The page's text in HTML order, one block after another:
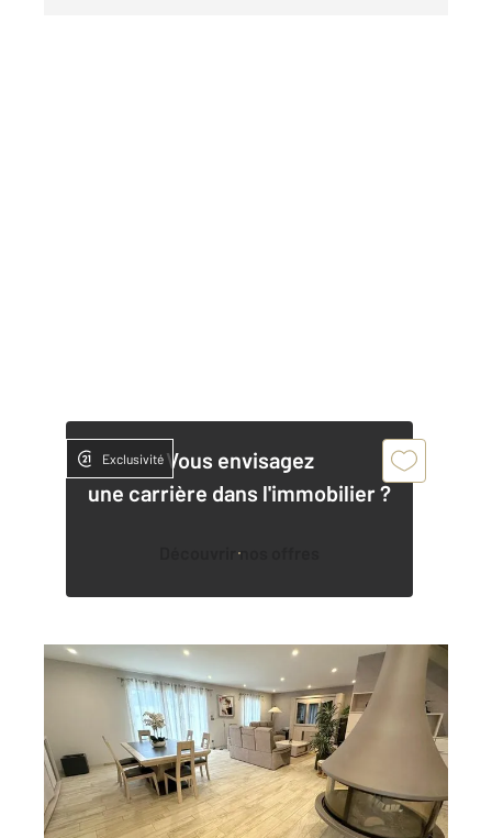
Vous envisagez
une carrière dans l'immobilier ?
Découvrir nos offres
Exclusivité
ST MAURICE DE GOURDANS 01
, 4 pièces
Ref : 6036
Maison à vendre
380 000 €